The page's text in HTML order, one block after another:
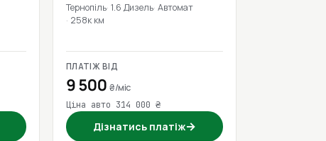
Тернопіль 1.6 Дизель Автомат
258к км
ПЛАТІЖ ВІД
9 500 ₴/міс
Ціна авто 314 000 ₴
Дізнатись платіж→